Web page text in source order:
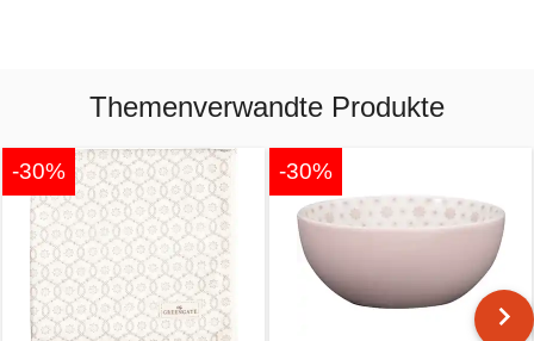
Themenverwandte Produkte
-30% -30%